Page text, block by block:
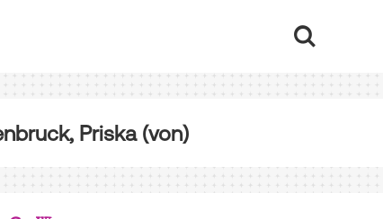
Priska (von)